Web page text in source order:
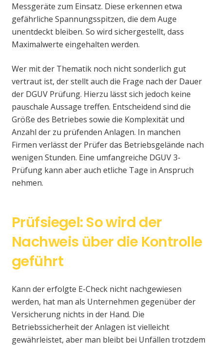
Messgeräte zum Einsatz. Diese erkennen etwa
gefährliche Spannungsspitzen, die dem Auge
unentdeckt bleiben. So wird sichergestellt, dass
Maximalwerte eingehalten werden.
Wer mit der Thematik noch nicht sonderlich gut
vertraut ist, der stellt auch die Frage nach der Dauer
der DGUV Prüfung. Hierzu lässt sich jedoch keine
pauschale Aussage treffen. Entscheidend sind die
Größe des Betriebes sowie die Komplexität und
Anzahl der zu prüfenden Anlagen. In manchen
Firmen verlässt der Prüfer das Betriebsgelände nach
wenigen Stunden. Eine umfangreiche DGUV 3-
Prüfung kann aber auch etliche Tage in Anspruch
nehmen.
Prüfsiegel: So wird der
Nachweis über die Kontrolle
geführt
Kann der erfolgte E-Check nicht nachgewiesen
werden, hat man als Unternehmen gegenüber der
Versicherung nichts in der Hand. Die
Betriebssicherheit der Anlagen ist vielleicht
gewährleistet, aber man bleibt bei Unfällen trotzdem